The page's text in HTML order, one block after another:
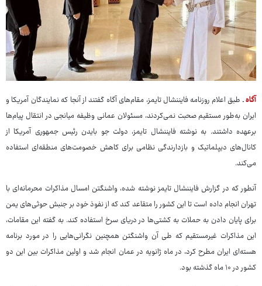
آگاهـ طبق اعلام روزنامه فایننشال تایمز، مقام‌های آگاه گفتند از آنجا که نمایندگان آمریکا و
ایران به‌طور مستقیم صحبت نمی‌کردند، مسئولان عمانی وظیفه میانجی در انتقال پیام‌ها
برعهده داشتند. به نوشته فایننشال تایمز، دولت جو بایدن رئیس جمهوری آمریکا از
کانال‌های دیپلماتیک و بازدارندگی نظامی برای کاهش خصومت‌های منطقه‌ای استفاده
می‌کند.
آنطور که در گزارش فایننشال تایمز نوشته شده، واشنگتن امسال مذاکرات محرمانه‌ای با
تهران انجام داده است تا این کشور را متقاعد کند که از نفوذ خود بر جنبش حوثی‌های یمن
برای پایان دادن به حملات به کشتی‌ها در دریای سرخ استفاده کند. به گفته این مقامات،
این مذاکرات غیرمستقیم که طی آن واشنگتن همچنین نگرانی‌هایی را در مورد برنامه
هسته‌ای ایران مطرح کرد، در ماه ژانویه در عمان انجام شد و اولین مذاکرات بین این دو
کشور در ۱۰ ماه گذشته بود.